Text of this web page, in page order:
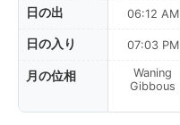
日の出
日の入り
月の位相
06:12 AM
07:03 PM
Waning
Gibbous